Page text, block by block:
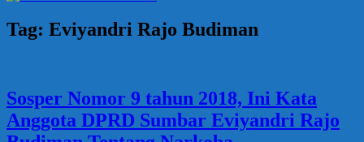
Tag: Eviyandri Rajo Budiman
Sosper Nomor 9 tahun 2018, Ini Kata
Anggota DPRD Sumbar Eviyandri Rajo